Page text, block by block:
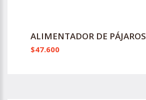
ALIMENTADOR DE PÁJAROS
$47.600